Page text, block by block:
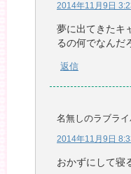
2014年11月9日
夢に出てきたキ
るの何でなんだ
返信
名無しのラブライ
2014年11月9日
おかずにして寝